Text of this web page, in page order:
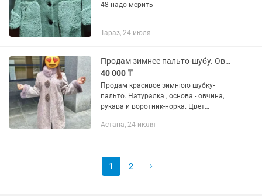
48 надо мерить
Тараз, 24 июля
Продам зимнее пальто-шубу. Овчина натуралка
40 000 ₸
Продам красивое зимнюю шубку-
пальто. Натуралка , основа - овчина,
рукава и воротник-норка. Цвет
образный (поэтому смело от 44 до 48)
Астана, 24 июля
1 2